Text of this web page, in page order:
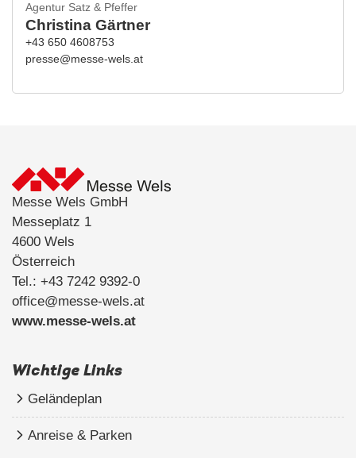
Agentur Satz & Pfeffer
Christina Gärtner
+43 650 4608753
presse@messe-wels.at
Messe Wels GmbH
Messeplatz 1
4600 Wels
Österreich
Tel.: +43 7242 9392-0
office@messe-wels.at
www.messe-wels.at
Wichtige Links
Geländeplan
Anreise & Parken